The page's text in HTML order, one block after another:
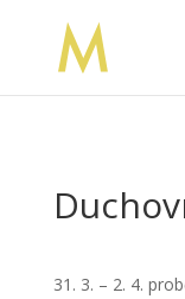
31. 3. – 2. 4.